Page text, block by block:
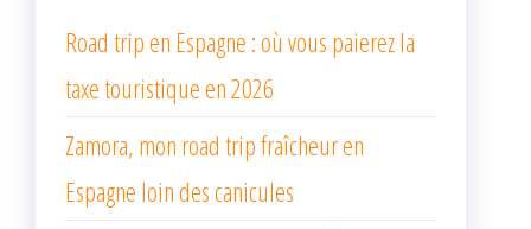
Road trip en Espagne : où vous paierez la
taxe touristique en 2026
Zamora, mon road trip fraîcheur en
Espagne loin des canicules